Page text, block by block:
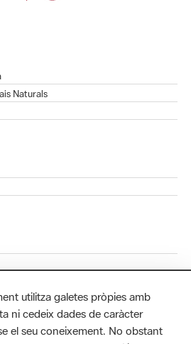
Naturals
utilitza galetes pròpies amb
ni cedeix dades de caràcter
el seu coneixement. No obstant